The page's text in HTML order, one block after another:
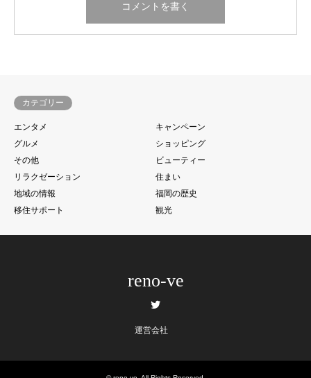
カテゴリー
エンタメ
キャンペーン
グルメ
ショッピング
その他
ビューティー
リラクゼーション
住まい
地域の情報
福岡の歴史
移住サポート
観光
reno-ve
運営会社